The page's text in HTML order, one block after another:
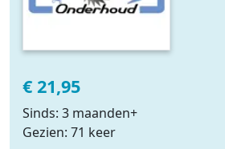
€ 21,95
Sinds: 3 maanden+
Gezien: 71 keer